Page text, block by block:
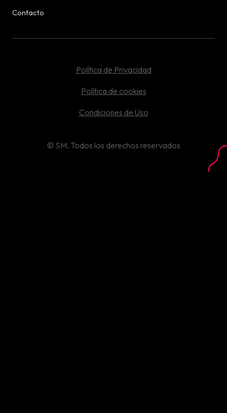
Contacto
© SM. Todos los derechos reservados
Política de Privacidad
Política de cookies
Condiciones de Uso